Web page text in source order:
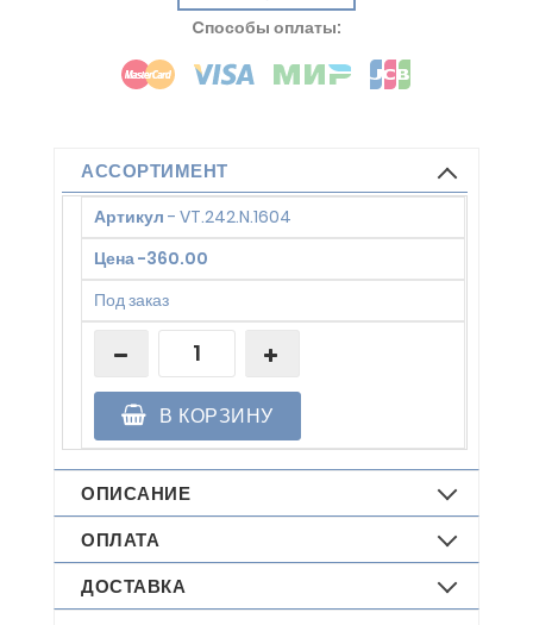
Cпособы оплаты:
АССОРТИМЕНТ
Артикул - VT.242.N.1604
Цена-360.00
Под заказ
В КОРЗИНУ
ОПИСАНИЕ
ОПЛАТА
ДОСТАВКА